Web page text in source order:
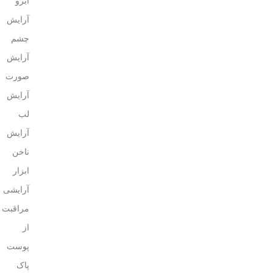
آرایش
چشم
آرایش
صورت
آرایش
لب
آرایش
ناخن
ابزار
آرایشی
مراقبت
از
پوست
پاک